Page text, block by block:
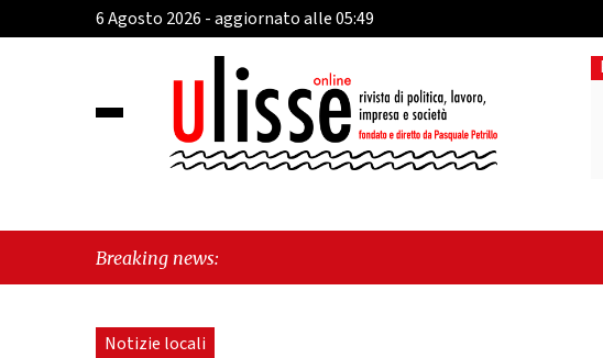
6 Agosto 2026 - aggiornato alle 05:49
Breaking news: "Cava de’
tra identità,
Notizie locali